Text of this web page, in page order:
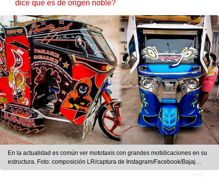
dice que es de origen noble?
En la actualidad es común ver mototaxis con grandes motidicaciones en su
estructura. Foto: composición LR/captura de Instagram/Facebook/Bajaj
Tuning Polarizados